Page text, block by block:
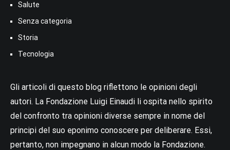
Salute
Senza categoria
Storia
Tecnologia
Gli articoli di questo blog riflettono le opinioni degli
autori. La Fondazione Luigi Einaudi li ospita nello spirito
del confronto tra opinioni diverse sempre in nome del
principi del suo eponimo conoscere per deliberare. Essi,
pertanto, non impegnano in alcun modo la Fondazione.